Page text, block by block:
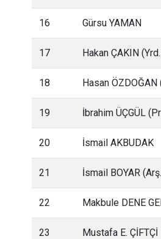
16 Gürsu YAMAN
17 Hakan ÇAKIN
18 Hasan ÖZDOĞAN
19 İbrahim ÜÇGÜL
20 İsmail AKBUDAK
21 İsmail BOYAR
22 Makbule DENE
23 Mustafa E. ÇİFTÇİ